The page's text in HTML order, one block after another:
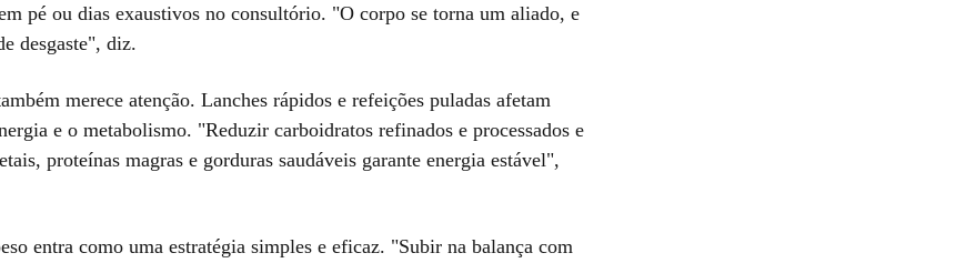
pé ou dias exaustivos no consultório. "O corpo se torna um aliado, e
desgaste", diz.
merece atenção. Lanches rápidos e refeições puladas afetam
e o metabolismo. "Reduzir carboidratos refinados e processados e
proteínas magras e gorduras saudáveis garante energia estável",
entra como uma estratégia simples e eficaz. "Subir na balança com